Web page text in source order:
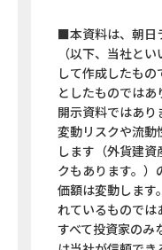
■本資料は、朝日
（以下、当社と
して作成したも
としたものではあ
開示資料ではあ
変動リスクや流動
します（外貨建
クもあります。）
価額は変動します
れているもので
すべて投資家の